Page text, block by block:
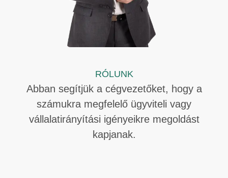
RÓLUNK
Abban segítjük a cégvezetőket, hogy a
számukra megfelelő ügyviteli vagy
vállalatirányítási igényeikre megoldást
kapjanak.